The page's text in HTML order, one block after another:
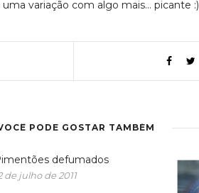
variação com algo mais… picante :)
PODE GOSTAR TAMBÉM
defumados
de julho de 2011